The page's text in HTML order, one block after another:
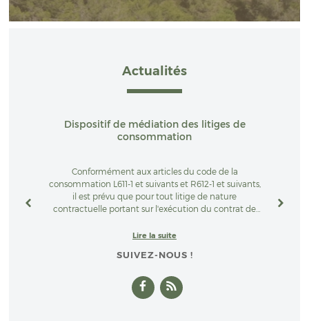
Actualités
Dispositif de médiation des litiges de
consommation
Conformément aux articles du code de la
consommation L611-1 et suivants et R612-1 et suivants,
il est prévu que pour tout litige de nature
contractuelle portant sur l'exécution du contrat de
résolu dans le cadre d'une réclamation
client, le Consommateur pourra recourir
CONSOMMATION soit par courrier en écrivant au 2
rue de Colmar 94300 Vincennes (en
Lire la suite
SUIVEZ-NOUS !